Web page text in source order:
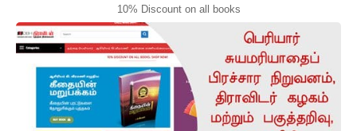
10% Discount on all books